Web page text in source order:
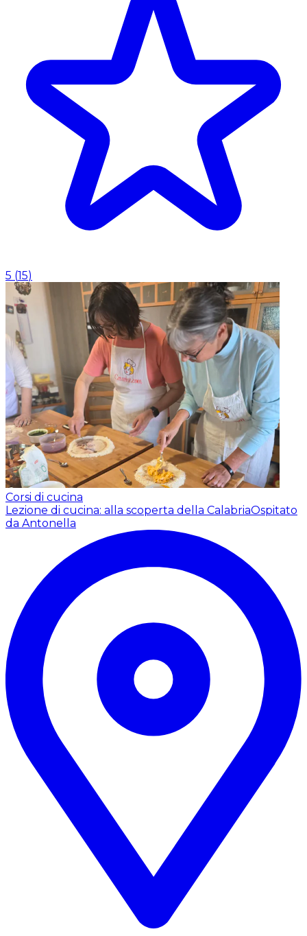
5 (15)
Corsi di cucina
Lezione di cucina: alla scoperta della CalabriaOspitato
da Antonella